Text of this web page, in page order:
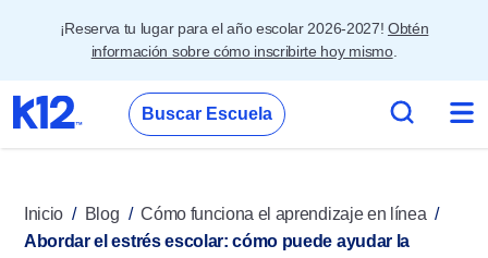
¡Reserva tu lugar para el año escolar 2026-2027! Obtén
información sobre cómo inscribirte hoy mismo.
Buscar Escuela
Inicio Blog
Cómo funciona el aprendizaje en línea
Abordar el estrés escolar: cómo puede ayudar la